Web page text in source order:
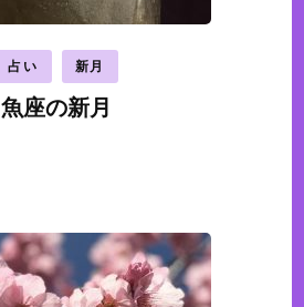
占い 新月
魚座の新月